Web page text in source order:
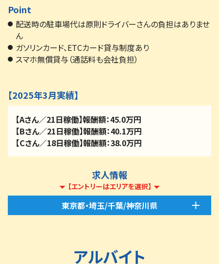
Point
配送時の駐車場代は原則ドライバーさんの負担はありませ
ん
ガソリンカード、ETCカード貸与制度あり
スマホ無償貸与（通話料も会社負担）
【2025年3月実績】
【Aさん／21日稼働】報酬額：45.0万円
【Bさん／21日稼働】報酬額：40.1万円
【Cさん／18日稼働】報酬額：38.0万円
求人情報
【エントリーはエリアを選択】
東京都・埼玉/千葉/神奈川県
アルバイト